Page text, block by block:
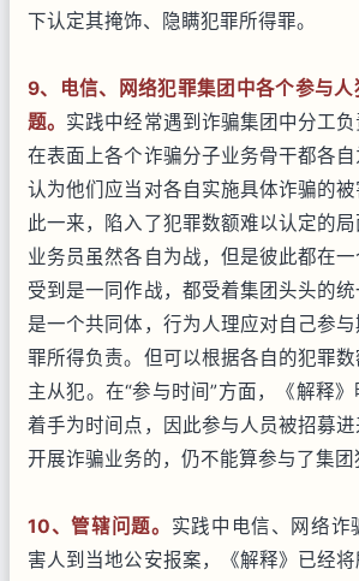
下认定其掩饰、隐瞒犯罪所得罪。
9、电信、网络犯罪集团中各个参与人
题。 实践中经常遇到诈骗集团中分工负
在表面上各个诈骗分子业务骨干都各
认为他们应当对各自实施具体诈骗的
此一来，陷入了犯罪数额难以认定的
业务员虽然各自为战，但是彼此都在
受到是一同作战，都受着集团头头的
是一个共同体，行为人理应对自己参
罪所得负责。但可以根据各自的犯罪
主从犯。在“参与时间”方面，《解释
着手为时间点，因此参与人员被招募
开展诈骗业务的，仍不能算参与了集团
10、管辖问题。 实践中电信、网络诈
害人到当地公安报案，《解释》已经